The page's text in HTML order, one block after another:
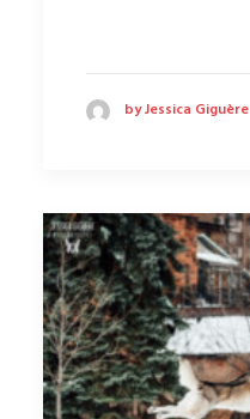
by Jessica Giguère